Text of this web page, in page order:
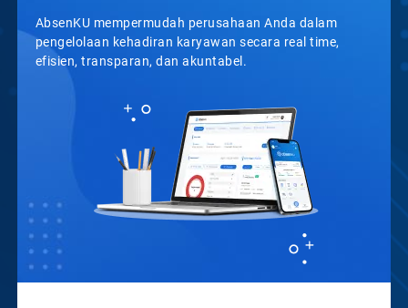
AbsenKU mempermudah perusahaan Anda dalam
pengelolaan kehadiran karyawan secara real time,
efisien, transparan, dan akuntabel.